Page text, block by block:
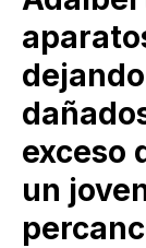
exceso
un